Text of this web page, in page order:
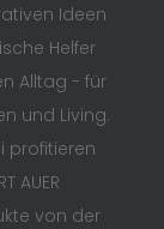
Ideen
Helfer
Alltag - für
und Living.
profitieren
AUER
von der